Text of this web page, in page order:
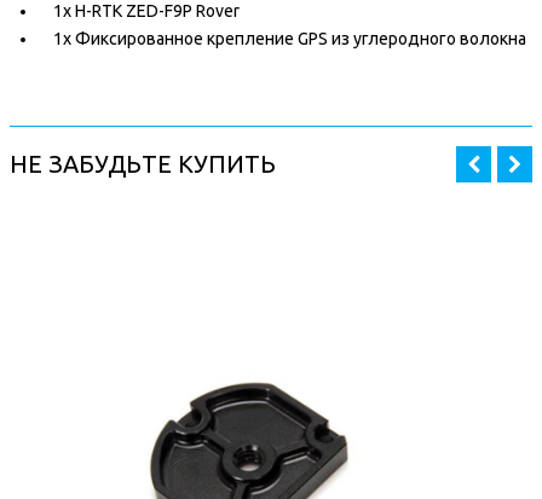
1x H-RTK ZED-F9P Rover
1x Фиксированное крепление GPS из углеродного волокна
НЕ ЗАБУДЬТЕ КУПИТЬ